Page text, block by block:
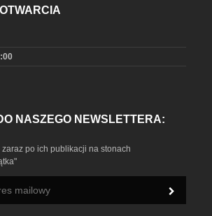
NASZEGO NEWSLETTERA:
po ich publikacji na stonach